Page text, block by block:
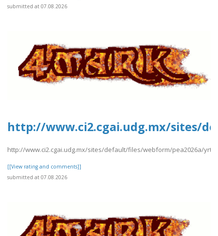
submitted at 07.08.2026
http://www.ci2.cgai.udg.mx/sites/
http://www.ci2.cgai.udg.mx/sites/default/files/webform/pea2026a/
[[View rating and comments]]
submitted at 07.08.2026